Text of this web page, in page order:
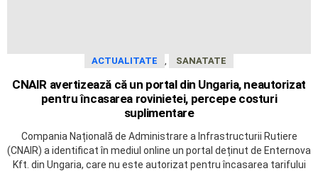
ACTUALITATE SANATATE
CNAIR avertizează că un portal din Ungaria, neautorizat
pentru încasarea rovinietei, percepe costuri
suplimentare
Compania Națională de Administrare a Infrastructurii Rutiere
(CNAIR) a identificat în mediul online un portal deținut de Enternova
Kft. din Ungaria, care nu este autorizat pentru încasarea tarifului